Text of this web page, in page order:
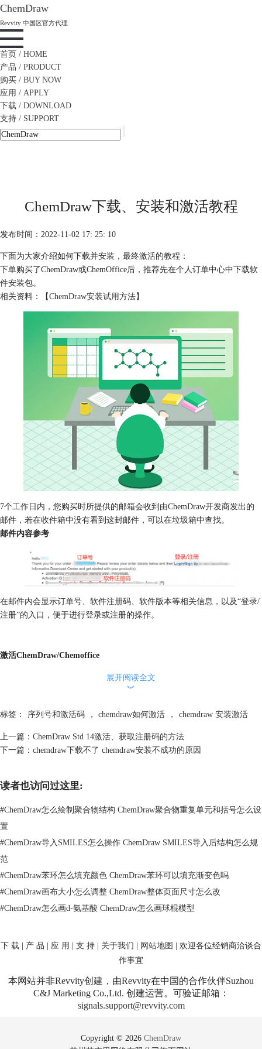
ChemDraw
Revvity 中国区官方代理
首页 / HOME
产品 / PRODUCT
购买 / BUY NOW
应用 / APPLY
下载 / DOWNLOAD
支持 / SUPPORT
ChemDraw下载、安装和激活教程
发布时间：2022-11-02 17: 25: 10
下面为大家介绍如何下载并安装，最终激活的教程：
下单购买了ChemDraw或ChemOffice后，推荐先在个人订单中心中下载软
件安装包。
相关资料：【ChemDraw安装试用方法】
7个工作日内，您购买时所提供的邮箱会收到由ChemDraw开发商发出的
邮件，若在收件箱中没有看到这封邮件，可以在垃圾箱中查找。
邮件内容参考
在邮件内会显示订单号、软件注册码、软件版本等相关信息，以及“登录/
注册”的入口，便于进行登录或注册的操作。
激活ChemDraw/Chemoffice
软件注册码，在我们登陆打开软件时需要输入。
1、Name：账号注册时填入的“First Name”+“空格”+“Last Name”，中间需
要加上一个空格。
2、Organization：可以填入公司名，不是必填项其实不填也没关系。
3、Email：注册账号时填入的账号邮箱
4、Activation code：即第二封邮件中收到的软件注册码。
件。
run as administrator.
展开阅读全文
︾
标签： 序列号和激活码 ， chemdraw如何激活 ， chemdraw 安装激活
上一篇： ChemDraw Std 14激活、获取注册码的方法
下一篇： chemdraw下载不了 chemdraw安装不成功的原因
读者也访问过这里:
#ChemDraw怎么绘制聚合物结构 ChemDraw聚合物重复单元和括号怎么设
置
#ChemDraw导入SMILES怎么操作 ChemDraw SMILES导入后结构怎么规
范
#ChemDraw苯环怎么填充颜色 ChemDraw苯环可以填充渐变色吗
#ChemDraw画布大小怎么调整 ChemDraw整体页面尺寸怎么改
#ChemDraw怎么画d-氨基酸 ChemDraw怎么画球棍模型
下 载 产 品 应 用 支 持 关于我们 网站地图
| 欢迎各位经销商洽谈合
作事宜
本网站并非Revvity创建，由Revvity在中国的合作伙伴Suzhou
C&J Marketing Co.,Ltd. 创建运营。可验证邮箱：
signals.support@revvity.com
Copyright © 2026 ChemDraw